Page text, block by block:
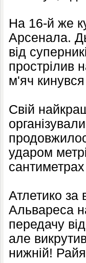
На 16-й же
Арсенала.
від
прострілив
м'яч
Свій
ударом
сантиметрах
Атлетико за
Альвареса
передачу
але
нижній!